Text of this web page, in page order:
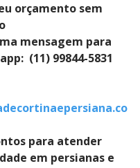
orçamento sem
mensagem para
(11) 99844-5831
para atender
em persianas e